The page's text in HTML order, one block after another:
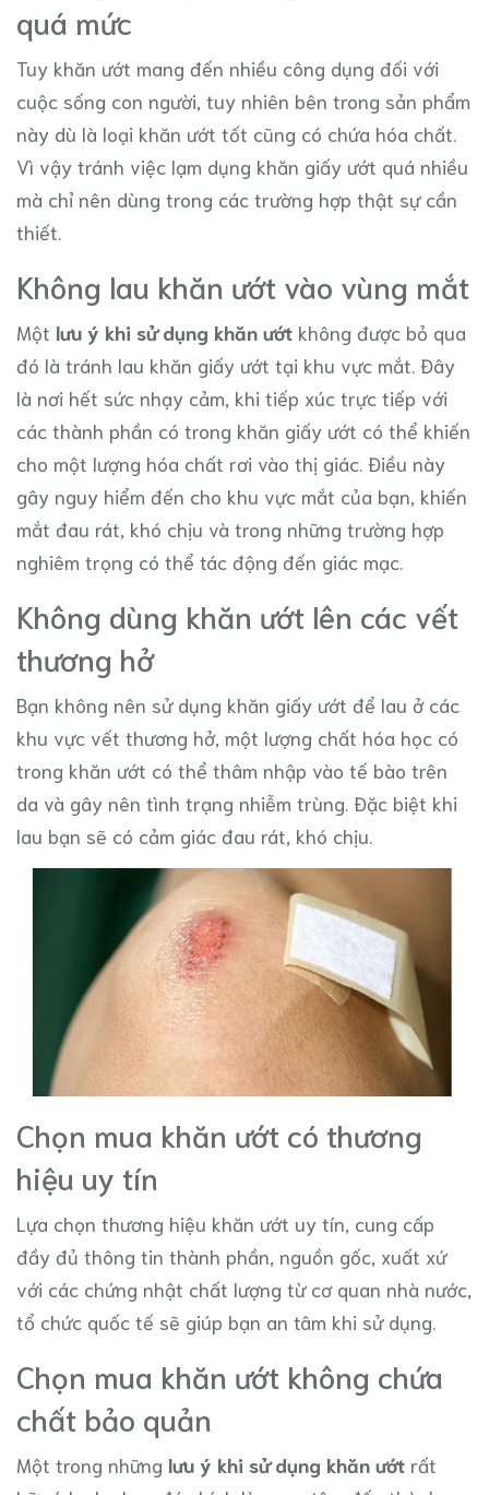
quá mức
Tuy khăn ướt mang đến nhiều công dụng đối với
cuộc sống con người, tuy nhiên bên trong sản phẩm
này dù là loại khăn ướt tốt cũng có chứa hóa chất.
Vì vậy tránh việc lạm dụng khăn giấy ướt quá nhiều
mà chỉ nên dùng trong các trường hợp thật sự cần
thiết.
Không lau khăn ướt vào vùng mắt
Một lưu ý khi sử dụng khăn ướt không được bỏ qua
đó là tránh lau khăn giấy ướt tại khu vực mắt. Đây
là nơi hết sức nhạy cảm, khi tiếp xúc trực tiếp với
các thành phần có trong khăn giấy ướt có thể khiến
cho một lượng hóa chất rơi vào thị giác. Điều này
gây nguy hiểm đến cho khu vực mắt của bạn, khiến
mắt đau rát, khó chịu và trong những trường hợp
nghiêm trọng có thể tác động đến giác mạc.
Không dùng khăn ướt lên các vết
thương hở
Bạn không nên sử dụng khăn giấy ướt để lau ở các
khu vực vết thương hở, một lượng chất hóa học có
trong khăn ướt có thể thâm nhập vào tế bào trên
da và gây nên tình trạng nhiễm trùng. Đặc biệt khi
lau bạn sẽ có cảm giác đau rát, khó chịu.
Chọn mua khăn ướt có thương
hiệu uy tín
Lựa chọn thương hiệu khăn ướt uy tín, cung cấp
đầy đủ thông tin thành phần, nguồn gốc, xuất xứ
với các chứng nhật chất lượng từ cơ quan nhà nước,
tổ chức quốc tế sẽ giúp bạn an tâm khi sử dụng.
Chọn mua khăn ướt không chứa
chất bảo quản
Một trong những lưu ý khi sử dụng khăn ướt rất